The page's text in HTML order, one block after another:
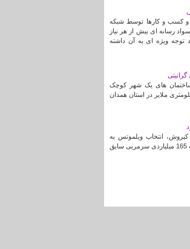
و کسب و کارها توسط شبکه
رسانه ای بیش از هر نیاز
توجه ویژه ای به آن داشته
های یک شهر کوچک
۶ متری اعماق زمین، سامن شهری در ۱۵ کیلومتری ملایر در استان همدان
انتخاب ویلموتس به
عنوان سرمربی و بندهای قرارداد وی، درد زخم غرامت 165 میلیاردی سرمربی سابق